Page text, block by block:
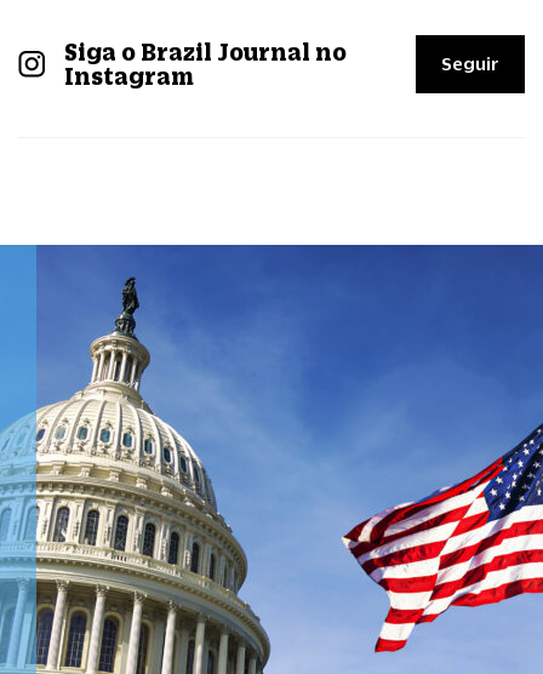
Siga o Brazil Journal no
Instagram
Seguir